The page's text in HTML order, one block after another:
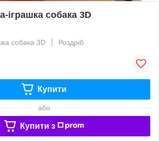
іграшка собака 3D
собака 3D
Роздріб
Купити
або
Купити з